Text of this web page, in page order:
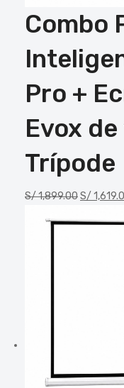
Combo
Pro +
Evox de
Trípode
S/1,899.00S/